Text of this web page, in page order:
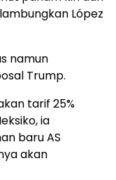
López
namun
Trump.
tarif 25%
ia
baru AS
akan